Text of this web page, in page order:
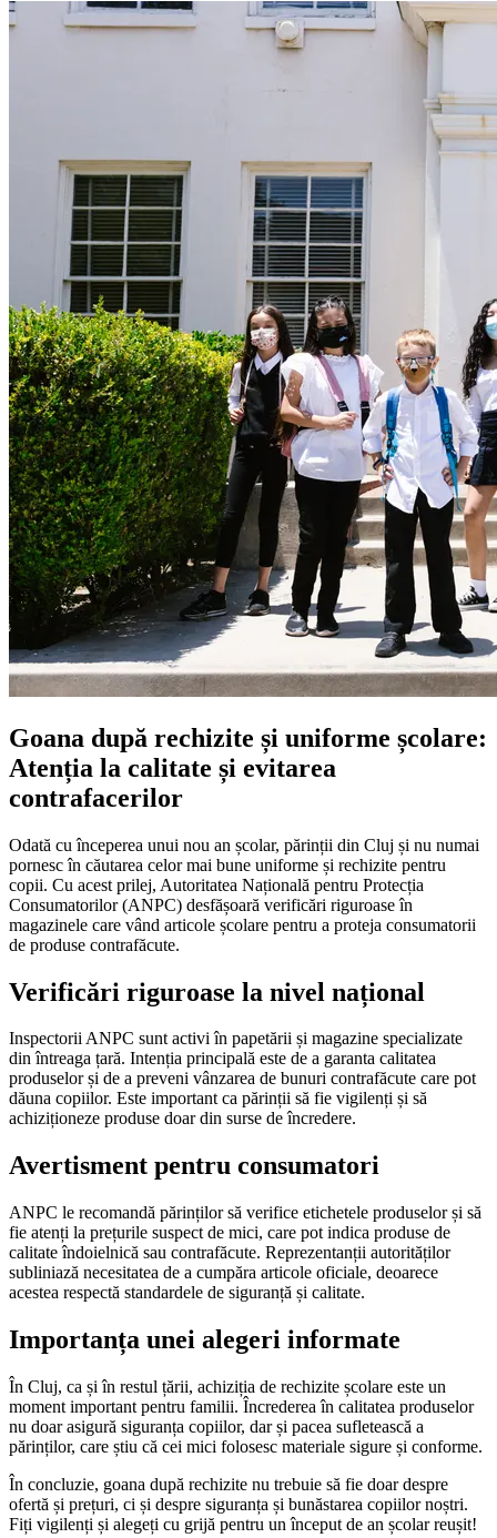
Goana după rechizite și uniforme școlare:
Atenția la calitate și evitarea
contrafacerilor
Odată cu începerea unui nou an școlar, părinții din Cluj și nu numai
pornesc în căutarea celor mai bune uniforme și rechizite pentru
copii. Cu acest prilej, Autoritatea Națională pentru Protecția
Consumatorilor (ANPC) desfășoară verificări riguroase în
magazinele care vând articole școlare pentru a proteja consumatorii
de produse contrafăcute.
Verificări riguroase la nivel național
Inspectorii ANPC sunt activi în papetării și magazine specializate
din întreaga țară. Intenția principală este de a garanta calitatea
produselor și de a preveni vânzarea de bunuri contrafăcute care pot
dăuna copiilor. Este important ca părinții să fie vigilenți și să
achiziționeze produse doar din surse de încredere.
Avertisment pentru consumatori
ANPC le recomandă părinților să verifice etichetele produselor și să
fie atenți la prețurile suspect de mici, care pot indica produse de
calitate îndoielnică sau contrafăcute. Reprezentanții autorităților
subliniază necesitatea de a cumpăra articole oficiale, deoarece
acestea respectă standardele de siguranță și calitate.
Importanța unei alegeri informate
În Cluj, ca și în restul țării, achiziția de rechizite școlare este un
moment important pentru familii. Încrederea în calitatea produselor
nu doar asigură siguranța copiilor, dar și pacea sufletească a
părinților, care știu că cei mici folosesc materiale sigure și conforme.
În concluzie, goana după rechizite nu trebuie să fie doar despre
ofertă și prețuri, ci și despre siguranța și bunăstarea copiilor noștri.
Fiți vigilenți și alegeți cu grijă pentru un început de an școlar reușit!